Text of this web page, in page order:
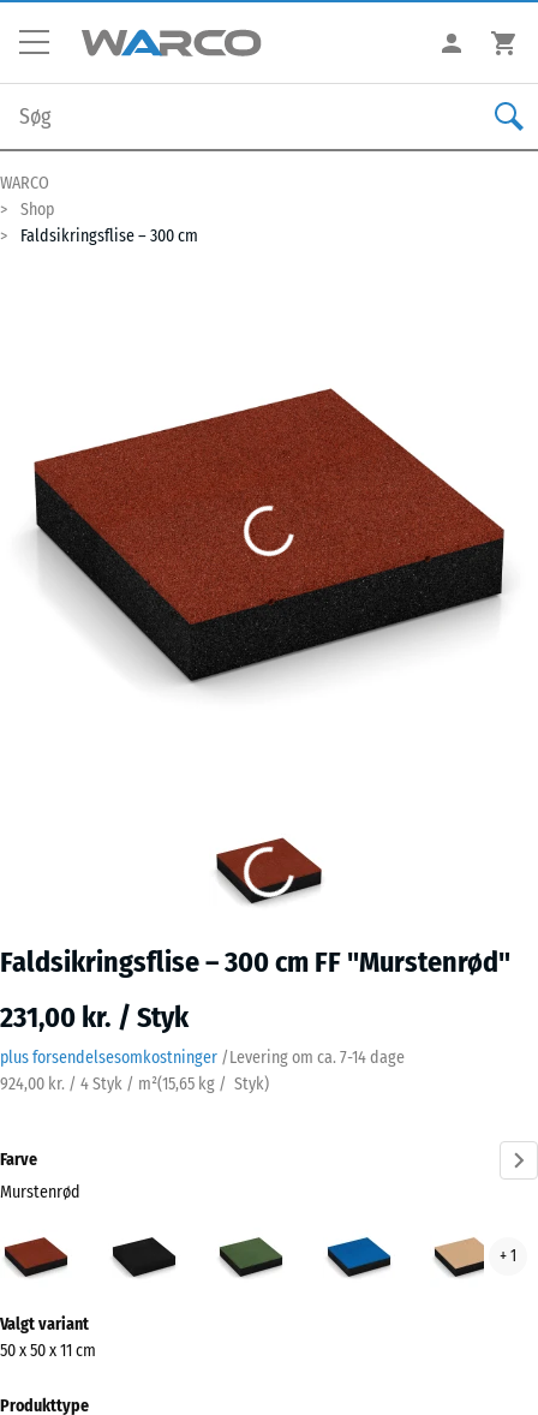
WARCO
Shop
Faldsikringsflise – 300 cm
Faldsikringsflise – 300 cm FF "Murstenrød"
231,00 kr. / Styk
plus forsendelsesomkostninger /Levering om ca. 7-14 dage
924,00 kr. / 4 Styk / m²(15,65 kg / Styk)
Farve
Murstenrød
Murstenrød
(active)
Græsgrøn Himmelblå
+ 1
information
om
farverne?
Valgt variant
50 x 50 x 11 cm
Produkttype